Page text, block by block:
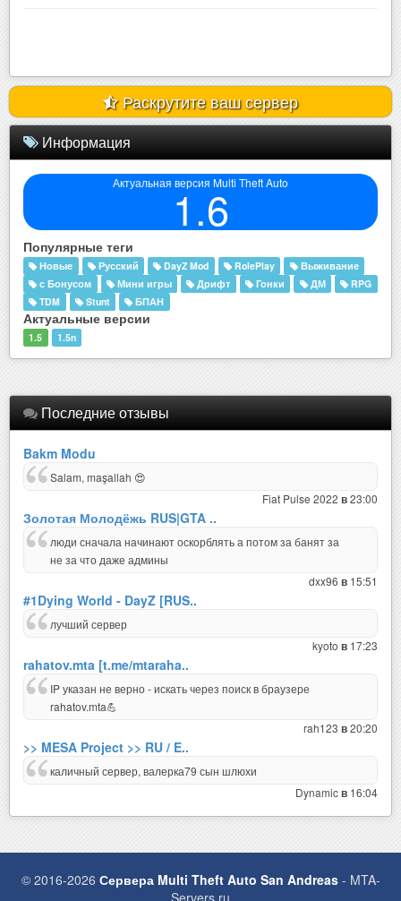
Раскрутите ваш сервер
Информация
Актуальная версия Multi Theft Auto
1.6
Популярные теги
Новые Русский DayZ Mod RolePlay
Выживание
с Бонусом
Мини игры Дрифт Гонки ДМ
RPG
TDM
Stunt БПАН
Актуальные версии
1.5 1.5n
Последние отзывы
Bakm Modu
Salam, maşallah 😍
Fiat Pulse 2022 в23:00
Золотая Молодёжь RUS|GTA ..
люди сначала начинают оскорблять а потом за банят за
не за что даже админы
dxx96 в 15:51
#1Dying World - DayZ [RUS..
лучший сервер
kyoto в 17:23
rahatov.mta [t.me/mtaraha..
IP указан не верно - искать через поиск в браузере
rahatov.mta💪
rah123 в20:20
>> MESA Project >> RU / E..
каличный сервер, валерка79 сын шлюхи
Dynamicв 16:04
© 2016-2026 Сервера Multi Theft Auto San Andreas- MTA-
Servers.ru